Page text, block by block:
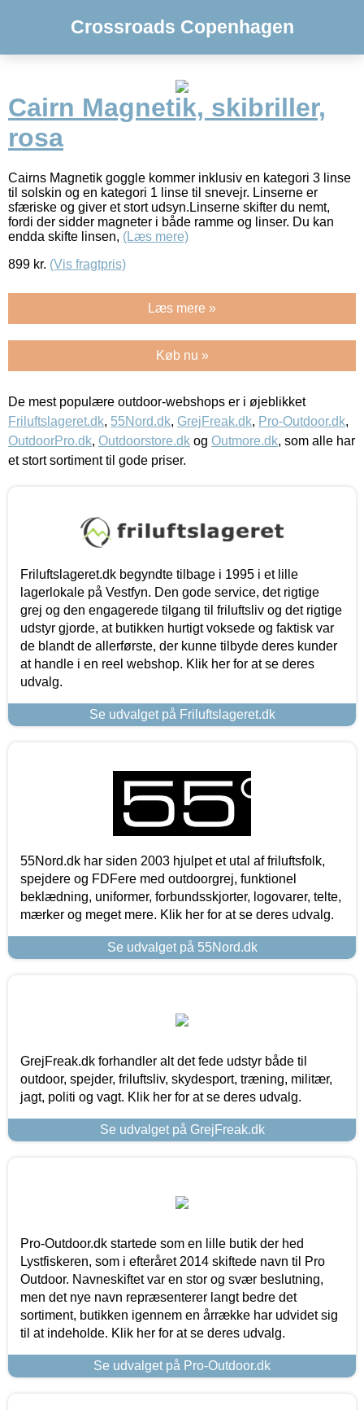
Crossroads Copenhagen
Cairn Magnetik, skibriller,
rosa
Cairns Magnetik goggle kommer inklusiv en kategori 3 linse
til solskin og en kategori 1 linse til snevejr. Linserne er
sfæriske og giver et stort udsyn.Linserne skifter du nemt,
fordi der sidder magneter i både ramme og linser. Du kan
endda skifte linsen, (Læs mere)
899 kr. (Vis fragtpris)
Læs mere »
Køb nu »
De mest populære outdoor-webshops er i øjeblikket
Friluftslageret.dk, 55Nord.dk, GrejFreak.dk, Pro-Outdoor.dk,
OutdoorPro.dk, Outdoorstore.dk og Outmore.dk, som alle har
et stort sortiment til gode priser.
Friluftslageret.dk begyndte tilbage i 1995 i et lille
lagerlokale på Vestfyn. Den gode service, det rigtige
grej og den engagerede tilgang til friluftsliv og det rigtige
udstyr gjorde, at butikken hurtigt voksede og faktisk var
de blandt de allerførste, der kunne tilbyde deres kunder
at handle i en reel webshop. Klik her for at se deres
udvalg.
Se udvalget på Friluftslageret.dk
55Nord.dk har siden 2003 hjulpet et utal af friluftsfolk,
spejdere og FDFere med outdoorgrej, funktionel
beklædning, uniformer, forbundsskjorter, logovarer, telte,
mærker og meget mere. Klik her for at se deres udvalg.
Se udvalget på 55Nord.dk
GrejFreak.dk forhandler alt det fede udstyr både til
outdoor, spejder, friluftsliv, skydesport, træning, militær,
jagt, politi og vagt. Klik her for at se deres udvalg.
Se udvalget på GrejFreak.dk
Pro-Outdoor.dk startede som en lille butik der hed
Lystfiskeren, som i efteråret 2014 skiftede navn til Pro
Outdoor. Navneskiftet var en stor og svær beslutning,
men det nye navn repræsenterer langt bedre det
sortiment, butikken igennem en årrække har udvidet sig
til at indeholde. Klik her for at se deres udvalg.
Se udvalget på Pro-Outdoor.dk